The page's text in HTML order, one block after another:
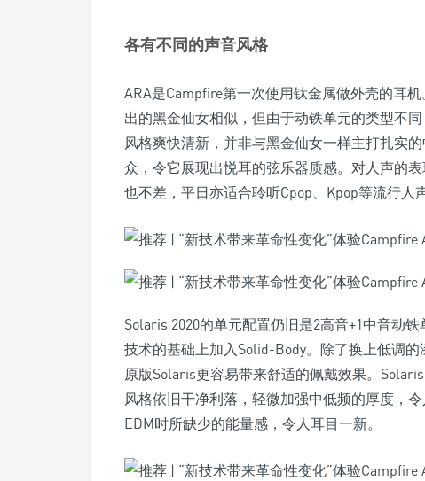
各有不同的声音风格
ARA是Campfire第一次使用钛金属做外壳的耳
出的黑金仙女相似，但由于动铁单元的类型不
风格爽快清新，并非与黑金仙女一样主打扎实
众，令它展现出悦耳的弦乐器质感。对人声的
也不差，平日亦适合聆听Cpop、Kpop等流行人
Solaris 2020的单元配置仍旧是2高音+1中音动
技术的基础上加入Solid-Body。除了换上低调
原版Solaris更容易带来舒适的佩戴效果。
风格依旧干净利落，轻微加强中低频的厚度，
EDM时所缺少的能量感，令人耳目一新。